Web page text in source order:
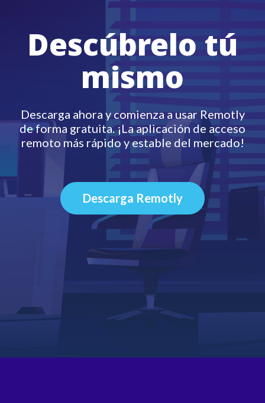
Descúbrelo tú
mismo
Descarga ahora y comienza a usar Remotly
de forma gratuita. ¡La aplicación de acceso
remoto más rápido y estable del mercado!
Descarga Remotly